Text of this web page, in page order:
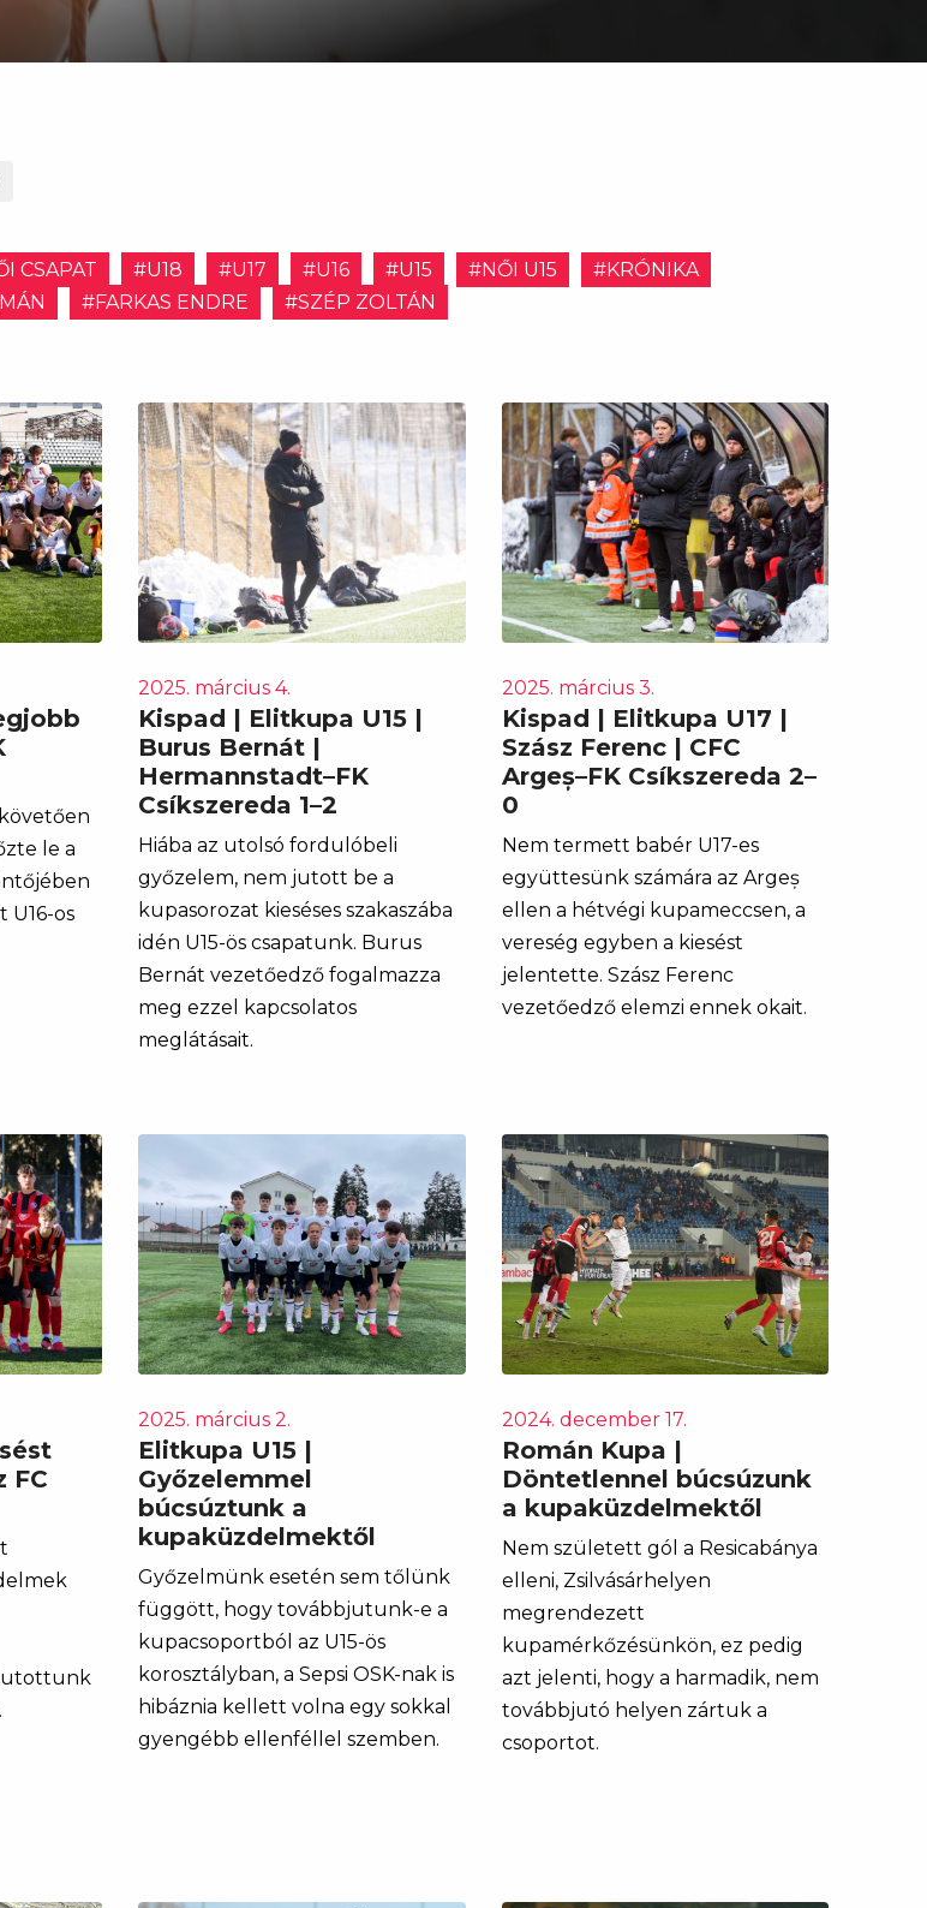
CSAPAT #U18 #U17 #U16 #U15 #NŐI U15
#KRÓNIKA
#FARKAS ENDRE #SZÉP ZOLTÁN
le a
U16-os
2025. március 4.
Kispad | Elitkupa U15 |
Burus Bernát |
Hermannstadt–FK
Csíkszereda 1–2
Hiába az utolsó fordulóbeli
győzelem, nem jutott be a
kupasorozat kieséses szakaszába
idén U15-ös csapatunk. Burus
Bernát vezetőedző fogalmazza
meg ezzel kapcsolatos
meglátásait.
2025. március 3.
Kispad | Elitkupa U17 |
Szász Ferenc | CFC
Argeș–FK Csíkszereda 2–
0
Nem termett babér U17-es
együttesünk számára az Argeș
ellen a hétvégi kupameccsen, a
vereség egyben a kiesést
jelentette. Szász Ferenc
vezetőedző elemzi ennek okait.
FC
2025. március 2.
Elitkupa U15 |
Győzelemmel
búcsúztunk a
kupaküzdelmektől
Győzelmünk esetén sem tőlünk
függött, hogy továbbjutunk-e a
kupacsoportból az U15-ös
korosztályban, a Sepsi OSK-nak is
hibáznia kellett volna egy sokkal
gyengébb ellenféllel szemben.
2024. december 17.
Román Kupa |
Döntetlennel búcsúzunk
a kupaküzdelmektől
Nem született gól a Resicabánya
elleni, Zsilvásárhelyen
megrendezett
kupamérkőzésünkön, ez pedig
azt jelenti, hogy a harmadik, nem
továbbjutó helyen zártuk a
csoportot.